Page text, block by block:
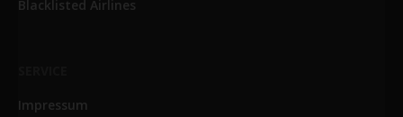
Blacklisted Airlines
Impressum